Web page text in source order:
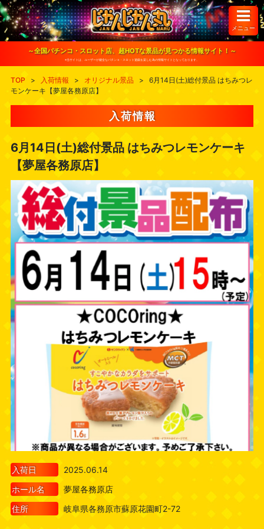
S
k
i
o
メニュー
～全国パチンコ・スロット店、超HOTな景品が見つかる情報サイト！～
※当サイトは、ユーザーが健全なパチンコ・スロット遊戯を楽しむ為の情報サイトとなっております。
TOP > 入荷情報 > オリジナル景品 >
6月14日(土)総付景品 はちみつレ
モンケーキ【夢屋各務原店】
入荷情報
6月14日(土)総付景品 はちみつレモンケーキ
【夢屋各務原店】
入荷日
2025.06.14
ホール名
夢屋各務原店
住所
岐阜県各務原市蘇原花園町2-72